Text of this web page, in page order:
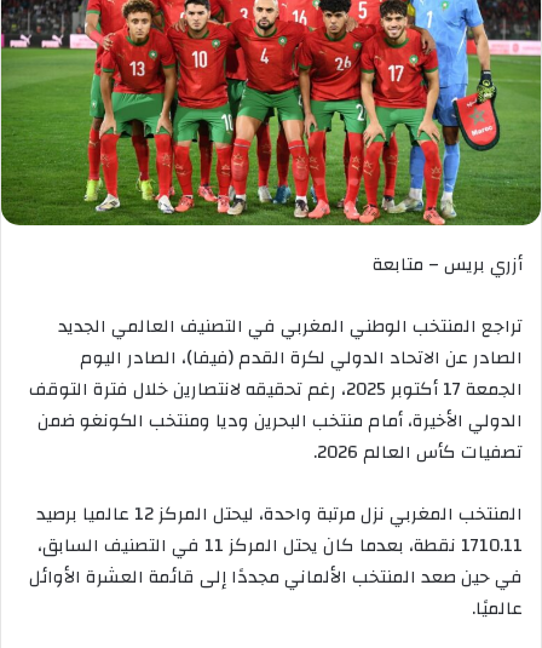
أزري بريس – متابعة
تراجع المنتخب الوطني المغربي في التصنيف العالمي الجديد
الصادر عن الاتحاد الدولي لكرة القدم (فيفا)، الصادر اليوم
الجمعة 17 أكتوبر 2025، رغم تحقيقه لانتصارين خلال فترة التوقف
الدولي الأخيرة، أمام منتخب البحرين وديا ومنتخب الكونغو ضمن
تصفيات كأس العالم 2026.
المنتخب المغربي نزل مرتبة واحدة، ليحتل المركز 12 عالميا برصيد
1710.11 نقطة، بعدما كان يحتل المركز 11 في التصنيف السابق،
في حين صعد المنتخب الألماني مجددًا إلى قائمة العشرة الأوائل
عالميًا.